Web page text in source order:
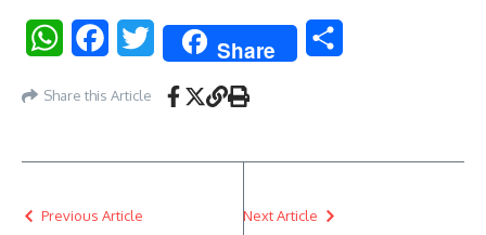
WhatsAppFacebookTwitter Share
Share this Article
Previous Article Next Article